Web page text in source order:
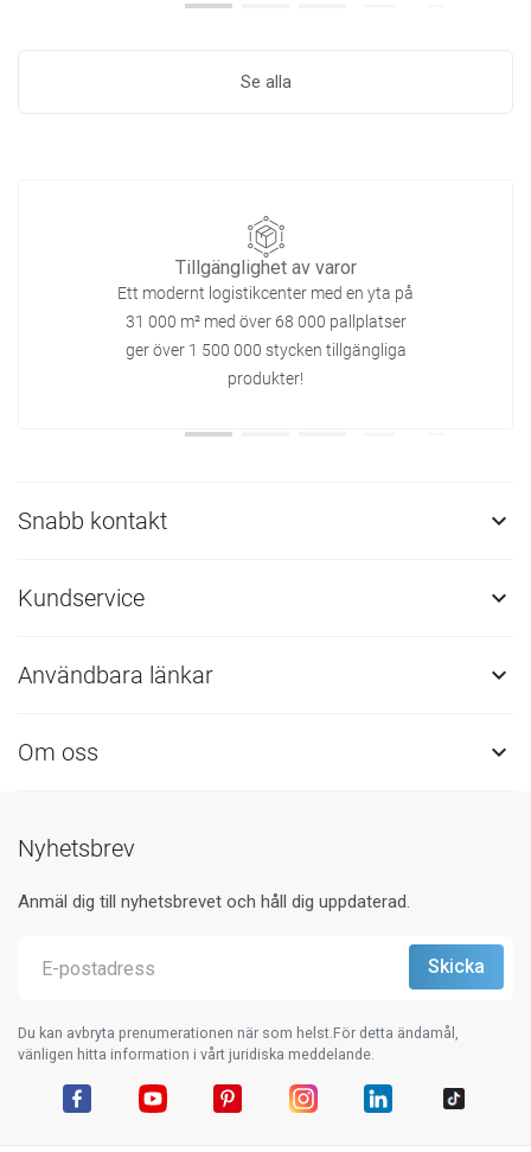
Se alla
Tillgänglighet av varor
Ett modernt logistikcenter med en yta på
31 000 m² med över 68 000 pallplatser
ger över 1 500 000 stycken tillgängliga
produkter!
Snabb kontakt 
Kundservice 
Användbara länkar 
Om oss 
Nyhetsbrev
Anmäl dig till nyhetsbrevet och håll dig uppdaterad.
Du kan avbryta prenumerationen när som helst.För detta ändamål,
vänligen hitta information i vårt juridiska meddelande.